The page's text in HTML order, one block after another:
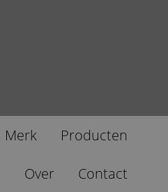
Merk Producten
Over Contact